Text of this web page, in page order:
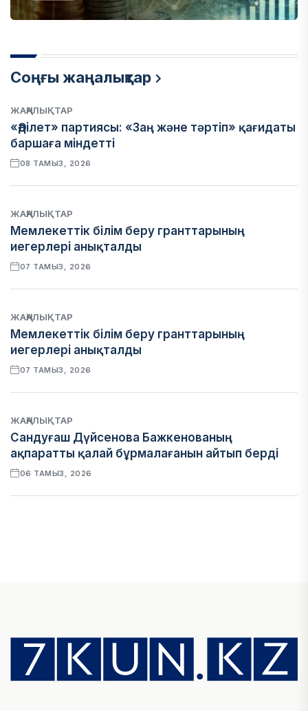
Соңғы жаңалықтар
ЖАҢАЛЫҚТАР
«Әділет» партиясы: «Заң және тәртіп» қағидаты
баршаға міндетті
08 ТАМЫЗ, 2026
ЖАҢАЛЫҚТАР
Мемлекеттік білім беру гранттарының
иегерлері анықталды
07 ТАМЫЗ, 2026
ЖАҢАЛЫҚТАР
Мемлекеттік білім беру гранттарының
иегерлері анықталды
07 ТАМЫЗ, 2026
ЖАҢАЛЫҚТАР
Сандуғаш Дүйсенова Бажкенованың
ақпаратты қалай бұрмалағанын айтып берді
06 ТАМЫЗ, 2026
Алматы қалалық МКД мүлікті сатудан
алынатын салық туралы сұрақтарға жауап
берді